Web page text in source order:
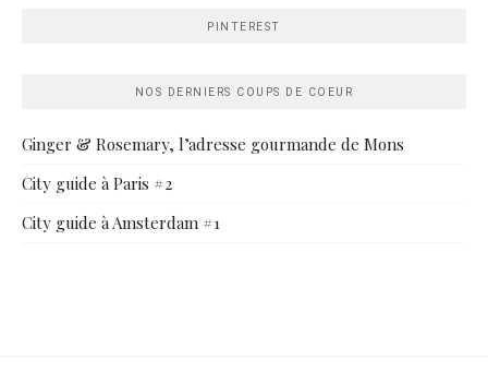
PINTEREST
NOS DERNIERS COUPS DE COEUR
Ginger & Rosemary, l’adresse gourmande de Mons
City guide à Paris #2
City guide à Amsterdam #1